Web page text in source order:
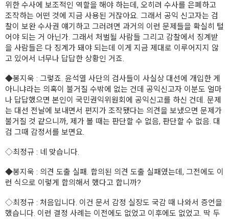
위한 수사에 보조적인 역할을 해야 하는데, 오히려 수사를 은폐하고
조작하는 어떤 것에 지금 사용된 거잖아요. 그래서 공익 신고자는 검
찰이 보완 수사권 얘기하고 그러려면 과거의 이런 문제들을 확실히 털
어야 되는 거 아닌가. 그래서 처벌될 사람들 그리고 감찰에서 징계받
을 사람들은 다 징계가 돼야 되는데 이게 지금 제대로 이루어지지 않
고 있어서 너무나 답답한 상황인 거죠.
◆봉지욱 : 그렇죠. 윤석열 사단의 검사들이 사실상 대선에 개입한 게
아니냐라는 의혹이 불거질 수밖에 없는 건데 공익신고자 이분도 얼마
나 답답했으면 본인이 국민권익위원회에 공익신고를 하신 건데. 문제
는 대선 전날에 보내면서 편지가 조작됐다는 의견을 보냈으면 문제가
불거질 것 같으니까, 제가 볼 때는 판단할 수 없음, 판단할 수 없음. 대
검 그때 감정서를 보면요.
◇최정규 : 네 맞습니다.
◆봉지욱 : 의견 도출 실패. 합의된 의견 도출 실패였는데, 그전에도 이
런 식으로 이렇게 합의해서 했다고 합니까?
◇최정규 : 처음입니다. 이건 문서 감정 실장도 국감 때 나와서 증언을
했습니다. 이런 결정 사례는 이전에도 없었고 이후에도 없었고. 딱 두